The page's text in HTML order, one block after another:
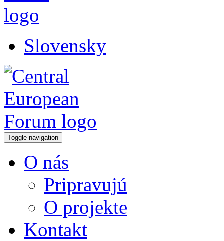
Slovensky
Toggle navigation
O nás
Pripravujú
O projekte
Kontakt